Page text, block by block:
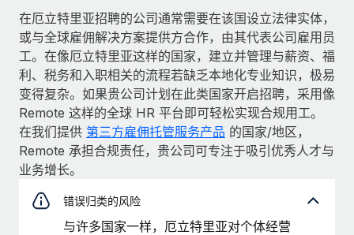
在厄立特里亚招聘的公司通常需要在该国设立法律实体，
或与全球雇佣解决方案提供方合作，由其代表公司雇用员
工。在像厄立特里亚这样的国家，建立并管理与薪资、福
利、税务和入职相关的流程若缺乏本地化专业知识，极易
变得复杂。如果贵公司计划在此类国家开启招聘，采用像
Remote 这样的全球 HR 平台即可轻松实现合规用工。
在我们提供 第三方雇佣托管服务产品 的国家/地区，
Remote 承担合规责任，贵公司可专注于吸引优秀人才与
业务增长。
错误归类的风险
与许多国家一样，厄立特里亚对个体经营